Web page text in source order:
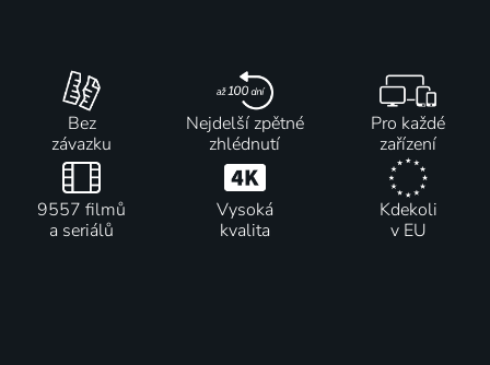
Bez
závazku
Nejdelší zpětné
zhlédnutí
Pro každé
zařízení
9557 filmů
a seriálů
Vysoká
kvalita
Kdekoli
v EU